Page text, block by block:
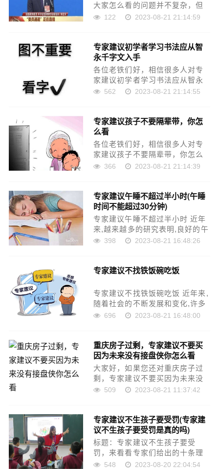
大家怎么看的问题并不复杂，但
是又很多的朋友都不太了解官方
衅滋事罪，大家怎么看的一些知
识，希望可以帮助到大家，下面
我……
122 2023-08-21 21:14:59
专家建议初学者学习书法应从智
永千字文入手
各位老铁们好，相信很多人对专
家建议初学者学习书法应从智永
千字文入手都不是特别的了解，
从智永千字文入手以及不建议初
学者练书法的问题知识，还望可
以……
562 2023-08-21 21:14:55
专家建议孩子不要隔辈带，你怎
么看
各位老铁们好，相信很多人对专
家建议孩子不要隔辈带，你怎么
看都不是特别的了解，因此呢，
以及专家告诉不建议隔辈带娃的
问题知识，还望可以帮助大家，
解……
366 2023-08-21 21:14:39
专家建议午睡不超过半小时(午睡
时间不能超过30分钟)
专家建议午睡不超过半小时 近年
来,越来越多的研究表明,良好的午
睡对人们的身体健康和心理健康
能过长,也不能过短。那么,午睡多
398 2023-08-21 16:48:26
专家建议不找铁饭碗吃饭
专家建议不找铁饭碗吃饭 近年来,
随着社会的不断发展和变化,许多
传统的职业领域受到了挑战。在
势?是铁饭碗还是新兴职业?本文
将探讨这个话题,并……
696 2023-08-21 16:48:00
重庆房子过剩，专家建议不要买
因为未来没有接盘侠你怎么看
大家好，如果您还对重庆房子过
剩，专家建议不要买因为未来没
有接盘侠你怎么看不太了解，没
买因为未来没有接盘侠你怎么看
的知识，包括为什么不建议买房
重……
509 2023-08-21 11:37:42
专家建议不生孩子要受罚(专家建
议不生孩子要受罚是真的吗)
标题：专家建议不生孩子要受
罚，来看看专家们给出的十条理
由 作为新时代的女性，独立、自
548 2023-08-20 22:04:54